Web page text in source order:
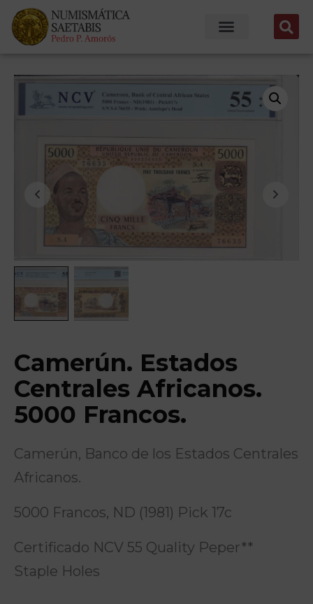
Camerún. Estados
Centrales Africanos.
5000 Francos.
Camerún, Banco de los Estados Centrales
Africanos.
5000 Francos, ND (1981) Pick 17c
Certificado NCV 55 Quality Peper**
Staple Holes